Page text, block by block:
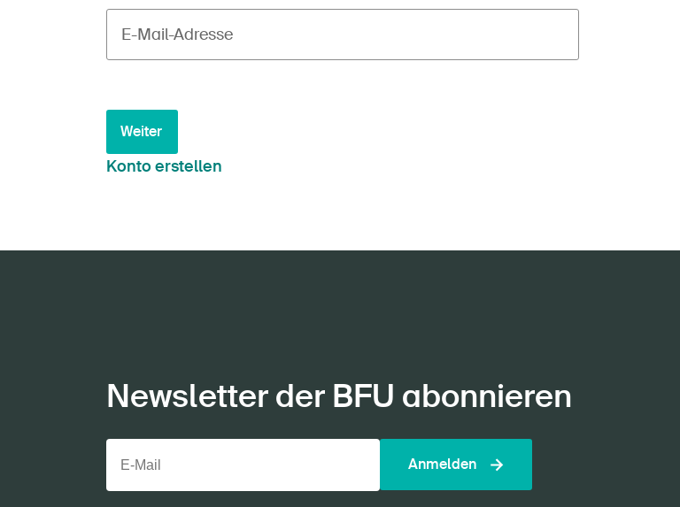
E-Mail-Adresse
Weiter
Konto erstellen
Newsletter der BFU abonnieren
Anmelden